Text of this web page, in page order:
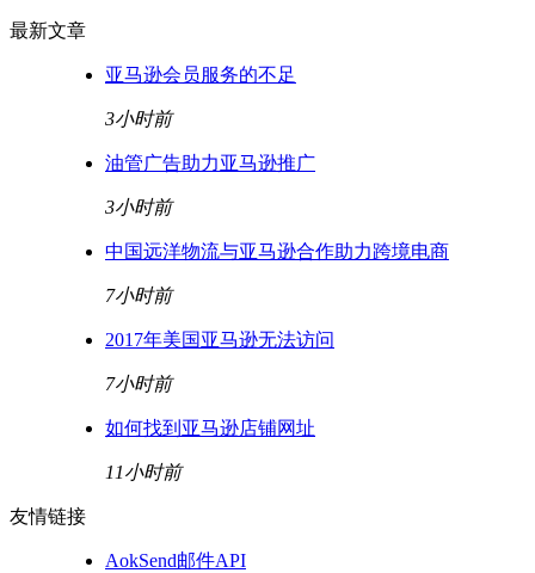
最新文章
亚马逊会员服务的不足
3小时前
油管广告助力亚马逊推广
3小时前
中国远洋物流与亚马逊合作助力跨境电商
7小时前
2017年美国亚马逊无法访问
7小时前
如何找到亚马逊店铺网址
11小时前
友情链接
AokSend邮件API